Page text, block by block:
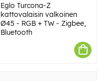
Eglo Turcona-Z
kattovalaisin valkoinen
Ø45 - RGB + TW - Zigbee,
Bluetooth